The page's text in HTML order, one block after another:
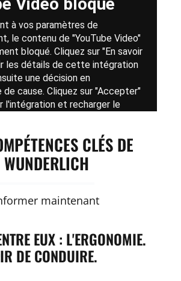
CLÉS DE
WUNDERLICH
maintenant
EUX : L'ERGONOMIE.
DE CONDUIRE.